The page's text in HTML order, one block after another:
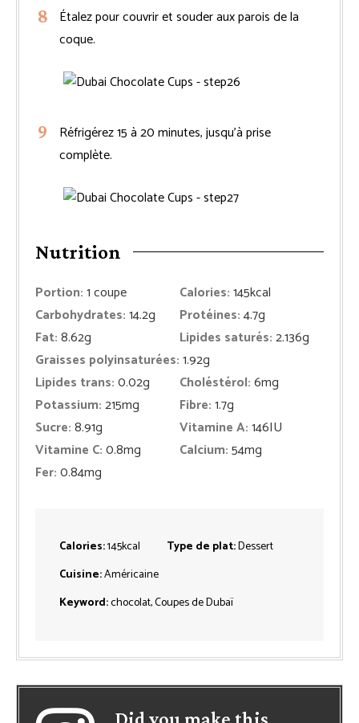
Étalez pour couvrir et souder aux parois de la
coque.
Réfrigérez 15 à 20 minutes, jusqu’à prise
complète.
Nutrition
Portion:1coupe Calories:145kcal
Carbohydrates:14.2g Protéines:4.7g
Fat:8.62g Lipides saturés:2.136g
Graisses polyinsaturées:1.92g
Lipides trans:0.02g Choléstérol:6mg
Potassium:215mg Fibre:1.7g
Sucre:8.91g Vitamine A:146IU
Vitamine C:0.8mg Calcium:54mg
Fer:0.84mg
Calories:145kcal Type de plat:Dessert
Cuisine:Américaine
Keyword:chocolat, Coupes de Dubaï